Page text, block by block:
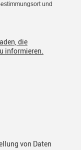
und
die
informieren.
von Daten